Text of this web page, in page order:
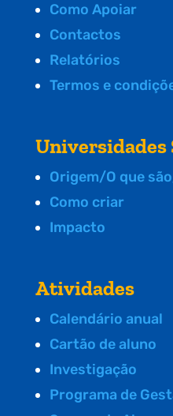
Como Apoiar
Contactos
Relatórios
Termos e
Universidades
Origem/O que
Como criar
Impacto
Atividades
Calendário anual
Cartão de aluno
Investigação
Programa de